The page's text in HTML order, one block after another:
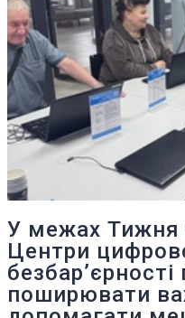
У межах Тижня
Центри
поширювати